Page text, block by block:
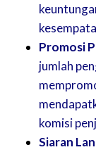
Promosi
jumlah
komisi
Siaran